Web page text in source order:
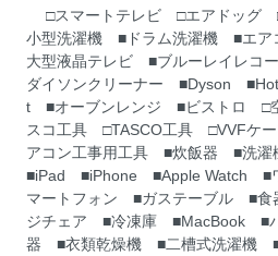
□スマートテレビ □エアドッ
小型洗濯機 ■ドラム洗濯機 ■エ
大型液晶テレビ ■ブルーレイレ
ダイソンクリーナー ■Dyson
t ■オーブンレンジ ■ビストロ □
スコ工具 □TASCO工具 □VVFケ
アコン工事用工具 ■炊飯器 ■洗
■iPad ■iPhone ■Apple Watch ■
マートフォン ■ガステーブル ■食
ジチェア ■冷凍庫 ■MacBook ■
器 ■衣類乾燥機 ■二槽式洗濯機